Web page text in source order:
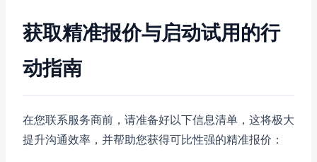
获取精准报价与启动试用的行
动指南
在您联系服务商前，请准备好以下信息清单，这将极大
提升沟通效率，并帮助您获得可比性强的精准报价：